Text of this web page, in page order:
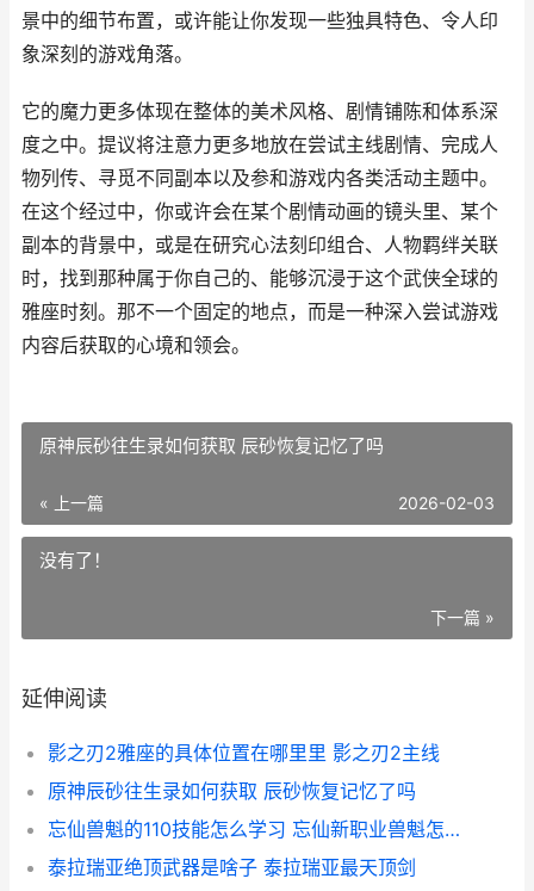
景中的细节布置，或许能让你发现一些独具特色、令人印
象深刻的游戏角落。
它的魔力更多体现在整体的美术风格、剧情铺陈和体系深
度之中。提议将注意力更多地放在尝试主线剧情、完成人
物列传、寻觅不同副本以及参和游戏内各类活动主题中。
在这个经过中，你或许会在某个剧情动画的镜头里、某个
副本的背景中，或是在研究心法刻印组合、人物羁绊关联
时，找到那种属于你自己的、能够沉浸于这个武侠全球的
雅座时刻。那不一个固定的地点，而是一种深入尝试游戏
内容后获取的心境和领会。
原神辰砂往生录如何获取 辰砂恢复记忆了吗
« 上一篇 2026-02-03
没有了！
下一篇 »
延伸阅读
影之刃2雅座的具体位置在哪里里 影之刃2主线
原神辰砂往生录如何获取 辰砂恢复记忆了吗
忘仙兽魁的110技能怎么学习 忘仙新职业兽魁怎么样
泰拉瑞亚绝顶武器是啥子 泰拉瑞亚最天顶剑